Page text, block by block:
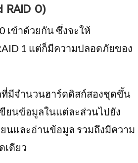
RAID 0)
เข้าด้วยกัน ซึ่งจะให้
1 แต่ก็มีความปลอดภัยของ
ที่มีจำนวนฮาร์ดดิสก์สองชุดขึ้น
ยนข้อมูลในแต่ละส่วนไปยัง
นและอ่านข้อมูล รวมถึงมีความ
เดียว